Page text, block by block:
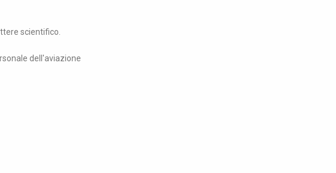
scientifico.
dell'aviazione